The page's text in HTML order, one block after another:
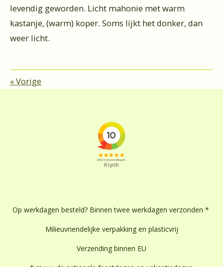
levendig geworden. Licht mahonie met warm
kastanje, (warm) koper. Soms lijkt het donker, dan
weer licht.
«Vorige
Op werkdagen besteld? Binnen twee werkdagen verzonden *
Milieuvriendelijke verpakking en plasticvrij
Verzending binnen EU